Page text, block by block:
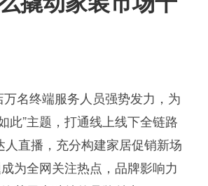
名终端服务人员强势发力，为
此”主题，打通线上线下全链路
直播，充分构建家居促销新场
为全网关注热点，品牌影响力